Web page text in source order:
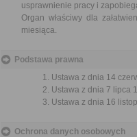
usprawnienie pracy i
Organ właściwy dla
miesiąca.
Podstawa prawna
Ustawa z dnia 14
Ustawa z dnia 7 lipca
Ustawa z dnia 16
Ochrona danych osobowych